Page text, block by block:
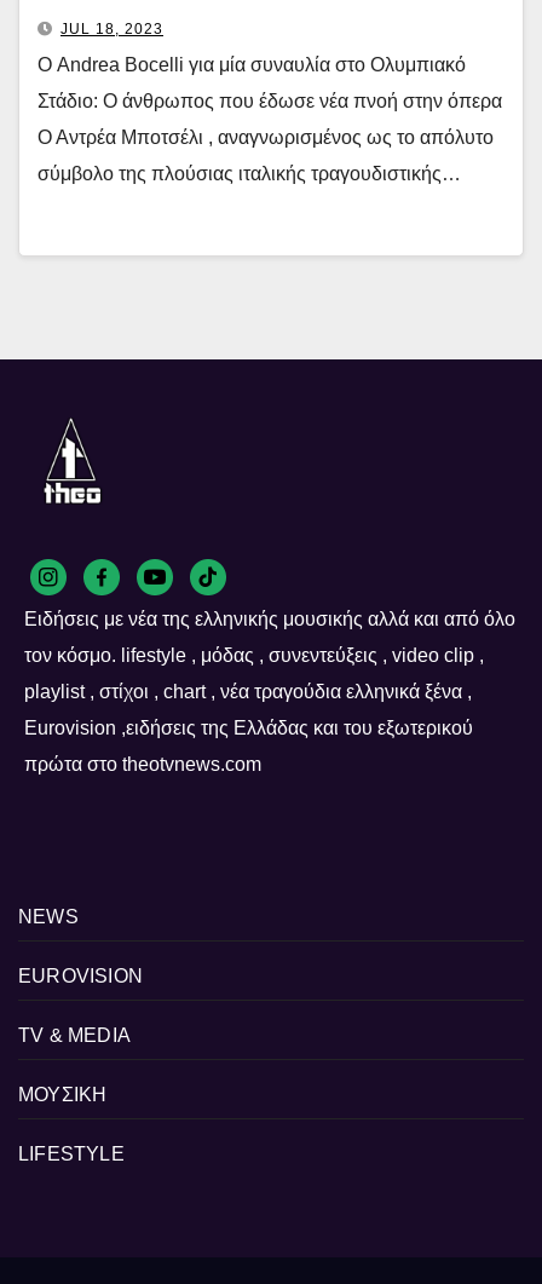
JUL 18, 2023
Ο Andrea Bocelli για μία συναυλία στο Ολυμπιακό
Στάδιο: Ο άνθρωπος που έδωσε νέα πνοή στην όπερα
Ο Αντρέα Μποτσέλι , αναγνωρισμένος ως το απόλυτο
σύμβολο της πλούσιας ιταλικής τραγουδιστικής…
Ειδήσεις με νέα της ελληνικής μουσικής αλλά και από όλο
τον κόσμο. lifestyle , μόδας , συνεντεύξεις , video clip ,
playlist , στίχοι , chart , νέα τραγούδια ελληνικά ξένα ,
Eurovision ,ειδήσεις της Ελλάδας και του εξωτερικού
πρώτα στο theotvnews.com
NEWS
EUROVISION
TV & MEDIA
ΜΟΥΣΙΚΗ
LIFESTYLE